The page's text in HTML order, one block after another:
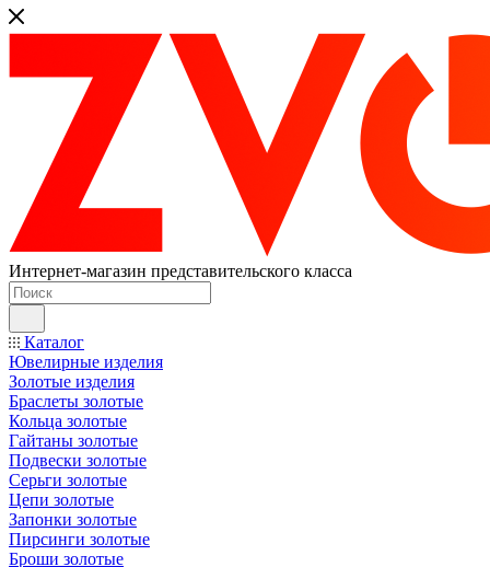
Интернет-магазин представительского класса
Каталог
Ювелирные изделия
Золотые изделия
Браслеты золотые
Кольца золотые
Гайтаны золотые
Подвески золотые
Серьги золотые
Цепи золотые
Запонки золотые
Пирсинги золотые
Броши золотые